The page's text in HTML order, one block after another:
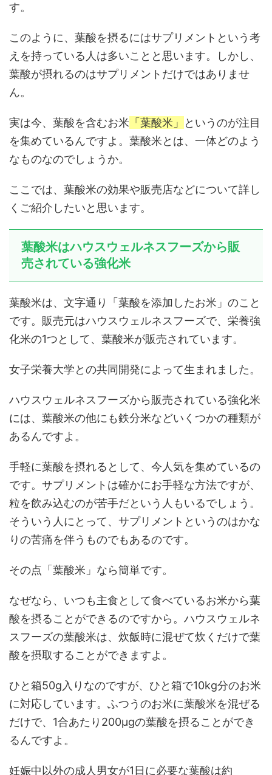
す。
このように、葉酸を摂るにはサプリメントという考
えを持っている人は多いことと思います。しかし、
葉酸が摂れるのはサプリメントだけではありませ
ん。
実は今、葉酸を含むお米 「葉酸米」
というのが注目
を集めているんですよ。葉酸米とは、一体どのよう
なものなのでしょうか。
ここでは、葉酸米の効果や販売店などについて詳し
くご紹介したいと思います。
葉酸米はハウスウェルネスフーズから販
売されている強化米
葉酸米は、文字通り「葉酸を添加したお米」のこと
です。販売元はハウスウェルネスフーズで、栄養強
化米の1つとして、葉酸米が販売されています。
女子栄養大学との共同開発によって生まれました。
ハウスウェルネスフーズから販売されている強化米
には、葉酸米の他にも鉄分米などいくつかの種類が
あるんですよ。
手軽に葉酸を摂れるとして、今人気を集めているの
です。サプリメントは確かにお手軽な方法ですが、
粒を飲み込むのが苦手だという人もいるでしょう。
そういう人にとって、サプリメントというのはかな
りの苦痛を伴うものでもあるのです。
その点「葉酸米」なら簡単です。
なぜなら、いつも主食として食べているお米から葉
酸を摂ることができるのですから。ハウスウェルネ
スフーズの葉酸米は、炊飯時に混ぜて炊くだけで葉
酸を摂取することができますよ。
ひと箱50g入りなのですが、ひと箱で10kg分のお米
に対応しています。ふつうのお米に葉酸米を混ぜる
だけで、1合あたり200μgの葉酸を摂ることができ
るんですよ。
妊娠中以外の成人男女が1日に必要な葉酸は約